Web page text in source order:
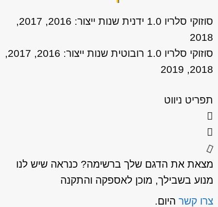
סוזוקי סלריו 1.0 ידנית שנות ייצור: 2016, 2017,
2018
סוזוקי סלריו 1.0 רובוטית שנות ייצור: 2016, 2017,
2018, 2019
תפריט ניווט
מצאת את הדגם שלך ברשימה? כנראה שיש לנו
מנוע בשבילך, מוכן לאספקה והתקנה
צרו קשר היום.